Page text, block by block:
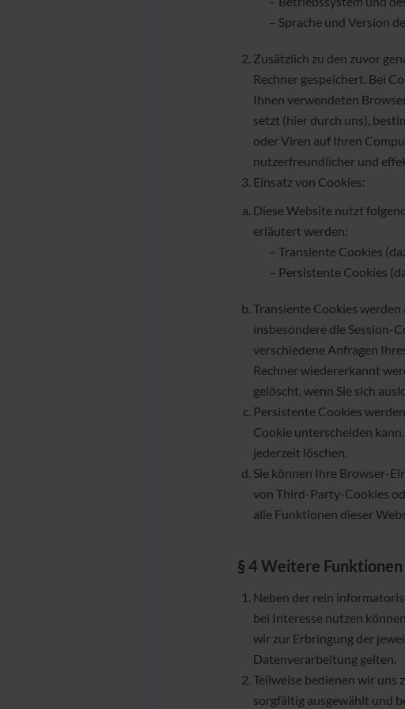
– Sprache und Version
Zusätzlich zu den zuvor
Rechner gespeichert. Bei
Ihnen verwendeten
setzt (hier durch uns),
oder Viren auf Ihren
nutzerfreundlicher und
Einsatz von Cookies:
Diese Website nutzt
erläutert werden:
– Transiente Cookies
– Persistente Cookies
Transiente Cookies
insbesondere die Session-
verschiedene Anfragen
Rechner wiedererkannt
gelöscht, wenn Sie sich
Persistente Cookies
Cookie unterscheiden
jederzeit löschen.
Sie können Ihre Browser-
von Third-Party-Cookies
alle Funktionen dieser
§ 4 Weitere
Neben der rein
bei Interesse nutzen
wir zur Erbringung der
Datenverarbeitung gelten.
Teilweise bedienen wir
sorgfältig ausgewählt und